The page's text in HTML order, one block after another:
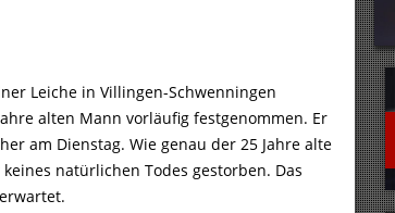
Leiche in Villingen-Schwenningen
alten Mann vorläufig festgenommen. Er
am Dienstag. Wie genau der 25 Jahre alte
natürlichen Todes gestorben. Das